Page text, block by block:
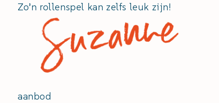
Zo’n rollenspel kan zelfs leuk zijn!
aanbod